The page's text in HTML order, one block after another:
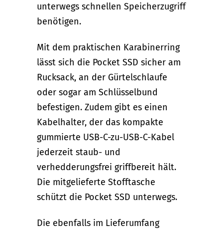
unterwegs schnellen Speicherzugriff
benötigen.
Mit dem praktischen Karabinerring
lässt sich die Pocket SSD sicher am
Rucksack, an der Gürtelschlaufe
oder sogar am Schlüsselbund
befestigen. Zudem gibt es einen
Kabelhalter, der das kompakte
gummierte USB-C-zu-USB-C-Kabel
jederzeit staub- und
verhedderungsfrei griffbereit hält.
Die mitgelieferte Stofftasche
schützt die Pocket SSD unterwegs.
Die ebenfalls im Lieferumfang